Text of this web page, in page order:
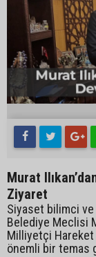
Murat
Ziyaret
Siyaset bilimci
Belediye Meclisi
Milliyetçi Hareket
önemli bir temas